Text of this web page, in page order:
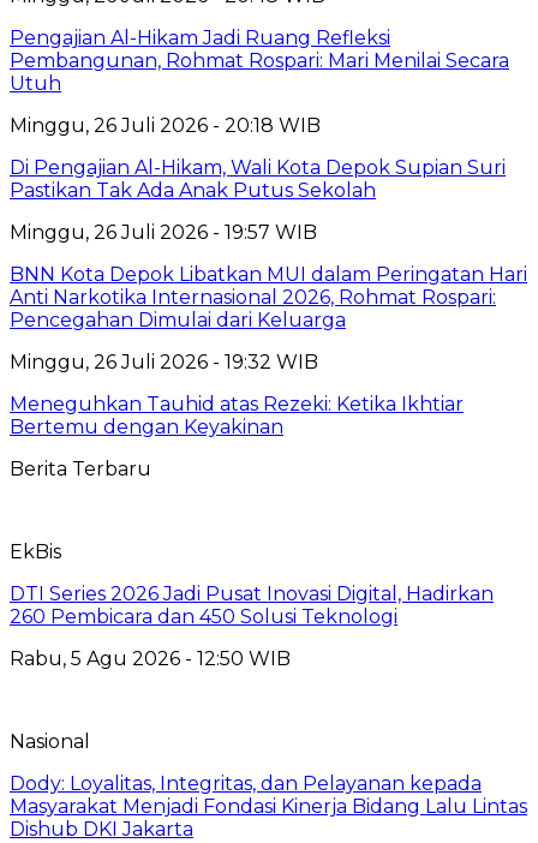
Pengajian Al-Hikam Jadi Ruang Refleksi
Pembangunan, Rohmat Rospari: Mari Menilai Secara
Utuh
Minggu, 26 Juli 2026 - 20:18 WIB
Di Pengajian Al-Hikam, Wali Kota Depok Supian Suri
Pastikan Tak Ada Anak Putus Sekolah
Minggu, 26 Juli 2026 - 19:57 WIB
BNN Kota Depok Libatkan MUI dalam Peringatan Hari
Anti Narkotika Internasional 2026, Rohmat Rospari:
Pencegahan Dimulai dari Keluarga
Minggu, 26 Juli 2026 - 19:32 WIB
Meneguhkan Tauhid atas Rezeki: Ketika Ikhtiar
Bertemu dengan Keyakinan
Berita Terbaru
EkBis
DTI Series 2026 Jadi Pusat Inovasi Digital, Hadirkan
260 Pembicara dan 450 Solusi Teknologi
Rabu, 5 Agu 2026 - 12:50 WIB
Nasional
Dody: Loyalitas, Integritas, dan Pelayanan kepada
Masyarakat Menjadi Fondasi Kinerja Bidang Lalu Lintas
Dishub DKI Jakarta